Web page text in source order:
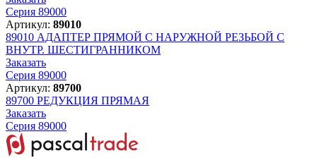
Серия 89000
Артикул: 89010
89010 АДАПТЕР ПРЯМОЙ С НАРУЖНОЙ РЕЗЬБОЙ С
ВНУТР. ШЕСТИГРАННИКОМ
Заказать
Серия 89000
Артикул: 89700
89700 РЕДУКЦИЯ ПРЯМАЯ
Заказать
Серия 89000